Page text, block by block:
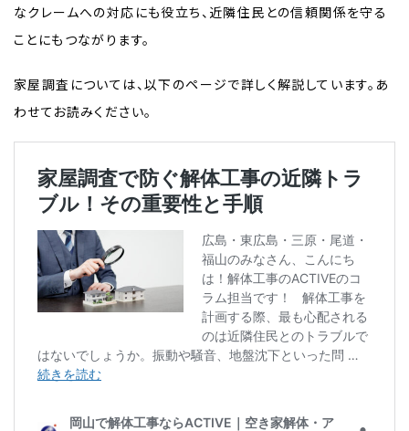
なクレームへの対応にも役立ち、近隣住民との信頼関係を守る
ことにもつながります。
家屋調査については、以下のページで詳しく解説しています。あ
わせてお読みください。